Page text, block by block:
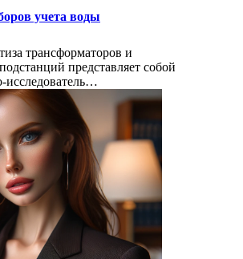
учета воды
трансформаторов и
представляет собой
исследователь…